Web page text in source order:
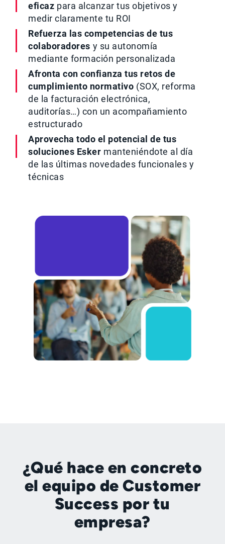
eficaz para alcanzar tus objetivos y
medir claramente tu ROI
Refuerza las competencias de tus
colaboradores y su autonomía
mediante formación personalizada
Afronta con confianza tus retos de
cumplimiento normativo (SOX, reforma
de la facturación electrónica,
auditorías…) con un acompañamiento
estructurado
Aprovecha todo el potencial de tus
soluciones Esker manteniéndote al día
de las últimas novedades funcionales y
técnicas
¿Qué hace en concreto
el equipo de Customer
Success por tu
empresa?